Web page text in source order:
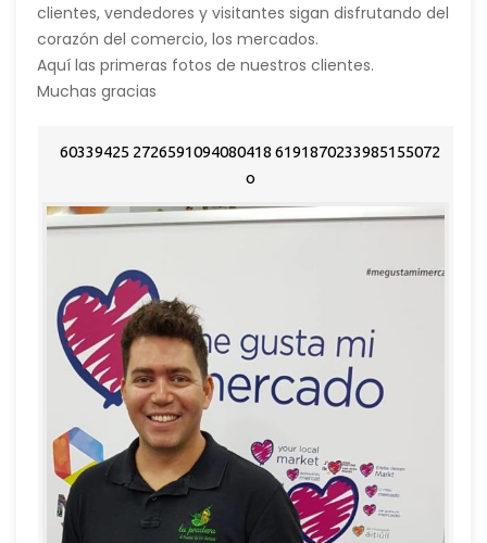
clientes, vendedores y visitantes sigan disfrutando del
corazón del comercio, los mercados.
¡Pasa por nuestro establecimiento y sácate una foto!
Aquí las primeras fotos de nuestros clientes.
Muchas gracias
60339425 2726591094080418 6191870233985155072
o